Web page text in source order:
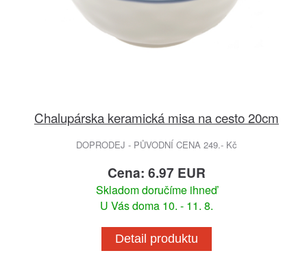
Chalupárska keramická misa na cesto 20cm
DOPRODEJ - PŮVODNÍ CENA 249.- Kč
Cena: 6.97 EUR
Skladom doručíme ihneď
U Vás doma 10. - 11. 8.
Detail produktu